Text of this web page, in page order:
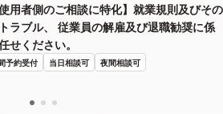
用者側のご相談に特化】就業規則及びその
ラブル、 従業員の解雇及び退職勧奨に係
せください。
予約受付 当日相談可 夜間相談可